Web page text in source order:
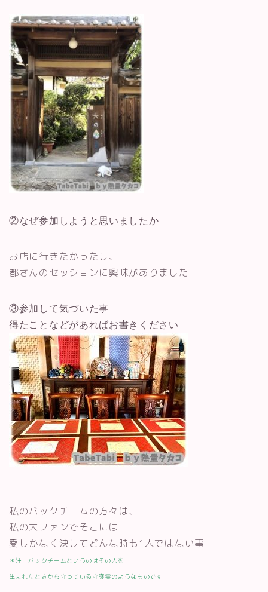
②なぜ参加しようと思いましたか
お店に行きたかったし、
都さんのセッションに興味がありました
③参加して気づいた事
得たことなどがあればお書きください
私のバックチームの方々は、
私の大ファンでそこには
愛しかなく決してどんな時も1人ではない事
＊注 バックチームというのはその人を
生まれたときから守っている守護霊のようなものです